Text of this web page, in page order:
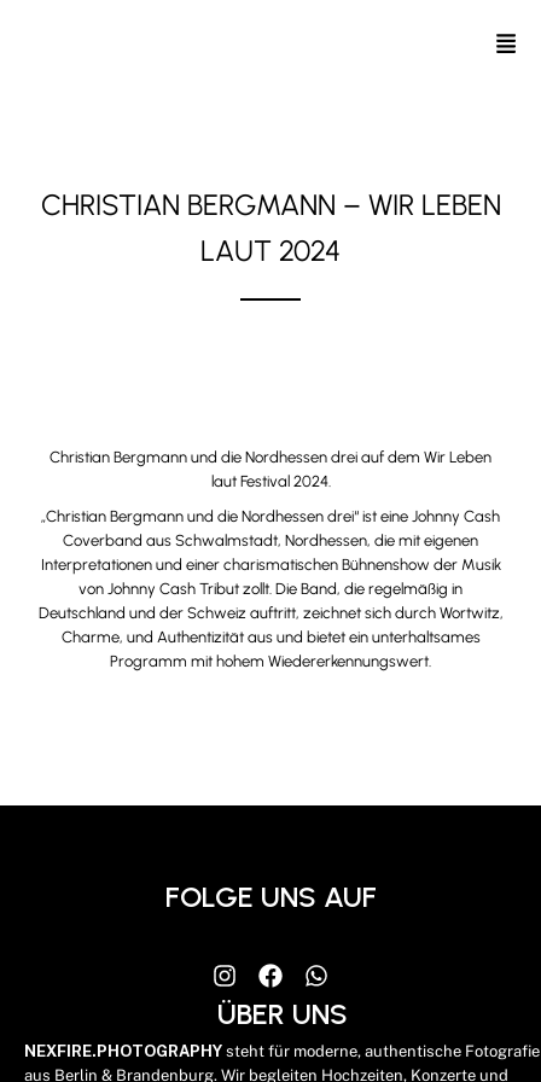
CHRISTIAN BERGMANN – WIR LEBEN
LAUT 2024
Christian Bergmann und die Nordhessen drei auf dem Wir Leben
laut Festival 2024.
„Christian Bergmann und die Nordhessen drei“ ist eine Johnny Cash
Coverband aus Schwalmstadt, Nordhessen, die mit eigenen
Interpretationen und einer charismatischen Bühnenshow der Musik
von Johnny Cash Tribut zollt. Die Band, die regelmäßig in
Deutschland und der Schweiz auftritt, zeichnet sich durch Wortwitz,
Charme, und Authentizität aus und bietet ein unterhaltsames
Programm mit hohem Wiedererkennungswert.
FOLGE UNS AUF
ÜBER UNS
NEXFIRE.PHOTOGRAPHY steht für moderne, authentische Fotografie
aus Berlin & Brandenburg. Wir begleiten Hochzeiten, Konzerte und